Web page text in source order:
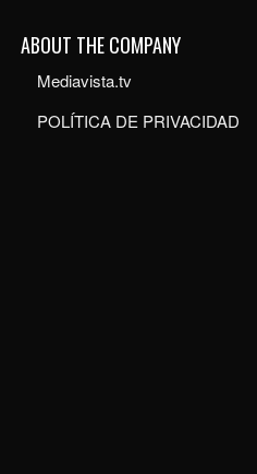
ABOUT THE COMPANY
Mediavista.tv
POLÍTICA DE PRIVACIDAD